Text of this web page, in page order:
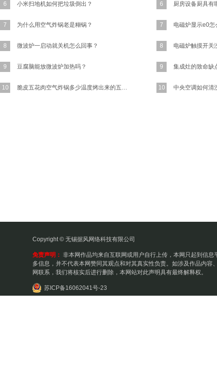
6 小米扫地机如何把垃圾倒出？
7 为什么用空气炸锅老是糊锅？
8 微波炉一启动就关机怎么回事？
9 豆腐脑能放微波炉加热吗？
10 脆皮五花肉空气炸锅多少温度烤出来的五花肉又香又脆？
6 厨房设备厨具有
7
8
9
10
Copyright © 无锡据风网络科技有限公司
免责声明： 非本网作品均来自互联网或用户自行上传，本网只起到信息
多信息，并不代表本网赞同其观点和对其真实性负责。如涉及作品内容
网联系，我们将核实后进行删除，本网站对此声明具有最终解释权。
苏ICP备16062041号-23